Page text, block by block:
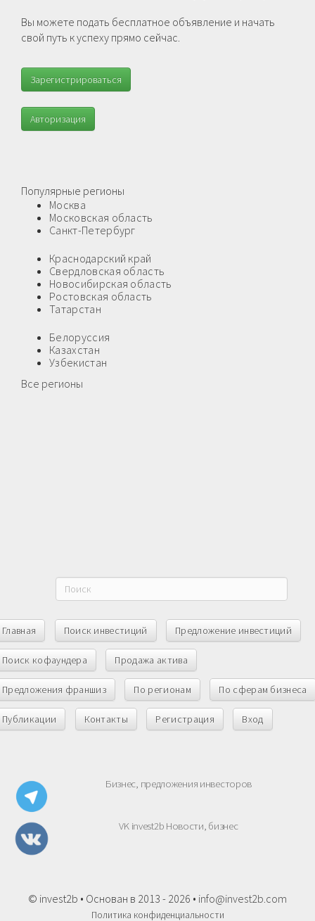
Вы можете подать бесплатное объявление и начать
свой путь к успеху прямо сейчас.
Зарегистрироваться
Авторизация
Популярные регионы
Москва
Московская область
Санкт-Петербург
Краснодарский край
Свердловская область
Новосибирская область
Ростовская область
Татарстан
Белоруссия
Казахстан
Узбекистан
Все регионы
Главная Поиск инвестиций Предложение инвестиций
Поиск кофаундера Продажа актива
Предложения франшиз По регионам По сферам бизнеса
Публикации Контакты Регистрация Вход
Бизнес, предложения инвесторов
VK invest2b Новости, бизнес
© invest2b • Основан в 2013 - 2026 • info@invest2b.com
Политика конфиденциальности